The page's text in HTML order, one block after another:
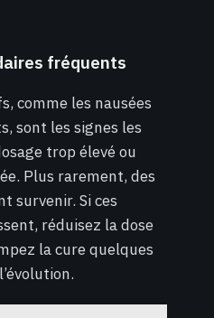
fréquents
comme les nausées
sont les signes les
trop élevé ou
Plus rarement, des
survenir. Si ces
réduisez la dose
la cure quelques